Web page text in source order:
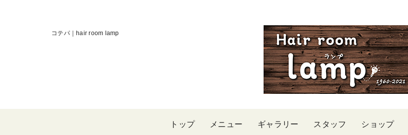
コテパ｜hair room lamp
トップ メニュー ギャラリー スタッフ ショップ